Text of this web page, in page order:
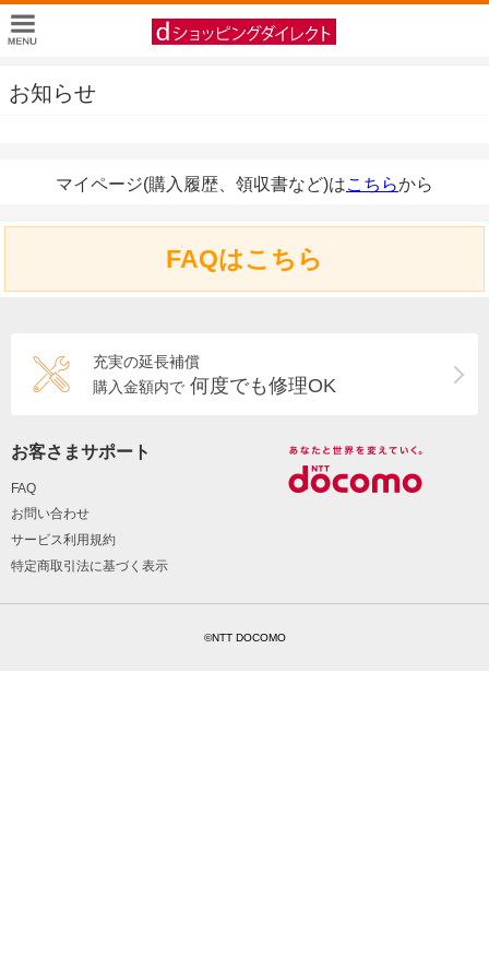
お知らせ
マイページ(購入履歴、領収書など)はこちらから
FAQはこちら
充実の延長補償
購入金額内で 何度でも修理OK
お客さまサポート
FAQ
お問い合わせ
サービス利用規約
特定商取引法に基づく表示
©NTT DOCOMO